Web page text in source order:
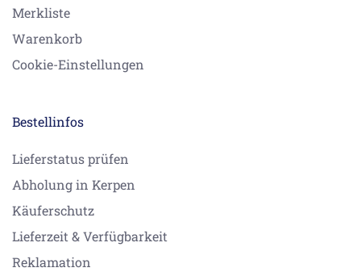
Merkliste
Warenkorb
Cookie-Einstellungen
Bestellinfos
Lieferstatus prüfen
Abholung in Kerpen
Käuferschutz
Lieferzeit & Verfügbarkeit
Reklamation